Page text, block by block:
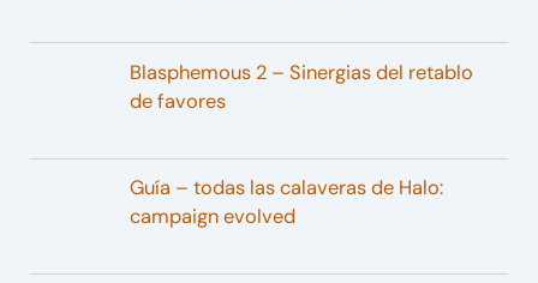
Blasphemous 2 – Sinergias del retablo
de favores
Guía – todas las calaveras de Halo:
campaign evolved